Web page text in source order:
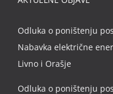
Odluka o poništenju
Nabavka električne
Livno i Orašje
Odluka o poništenju